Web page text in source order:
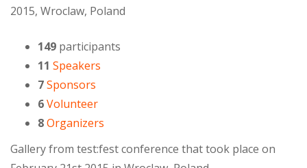
2015, Wroclaw, Poland
149 participants
11 Speakers
7Sponsors
6Volunteer
8Organizers
Gallery from test:fest conference that took place on